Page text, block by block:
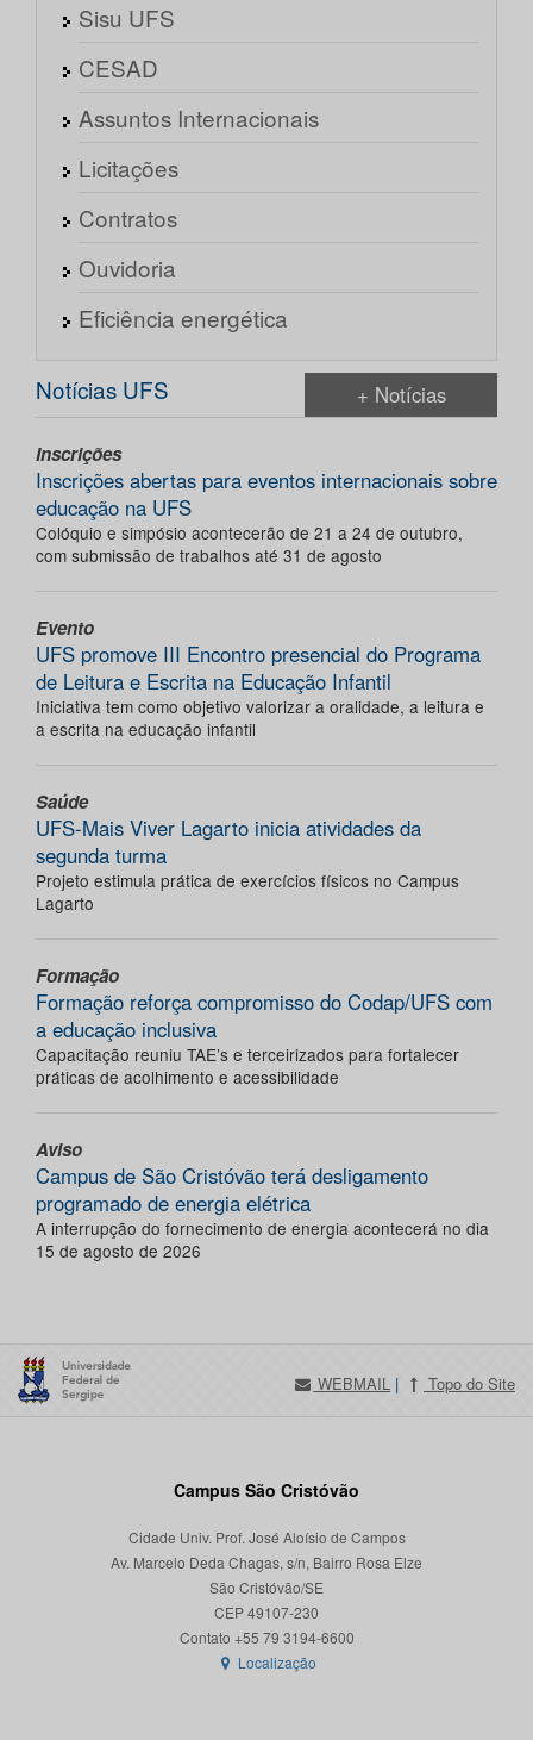
Sisu UFS
CESAD
Assuntos Internacionais
Licitações
Contratos
Ouvidoria
Eficiência energética
Notícias UFS + Notícias
Inscrições
Inscrições abertas para eventos internacionais sobre
educação na UFS
Colóquio e simpósio acontecerão de 21 a 24 de outubro,
com submissão de trabalhos até 31 de agosto
Evento
UFS promove III Encontro presencial do Programa
de Leitura e Escrita na Educação Infantil
Iniciativa tem como objetivo valorizar a oralidade, a leitura e
a escrita na educação infantil
Saúde
UFS-Mais Viver Lagarto inicia atividades da
segunda turma
Projeto estimula prática de exercícios físicos no Campus
Lagarto
Formação
Formação reforça compromisso do Codap/UFS com
a educação inclusiva
Capacitação reuniu TAE’s e terceirizados para fortalecer
práticas de acolhimento e acessibilidade
Aviso
Campus de São Cristóvão terá desligamento
programado de energia elétrica
A interrupção do fornecimento de energia acontecerá no dia
15 de agosto de 2026
WEBMAIL | Topo do Site
Campus São Cristóvão
Cidade Univ. Prof. José Aloísio de Campos
Av. Marcelo Deda Chagas, s/n, Bairro Rosa Elze
São Cristóvão/SE
CEP 49107-230
Localização